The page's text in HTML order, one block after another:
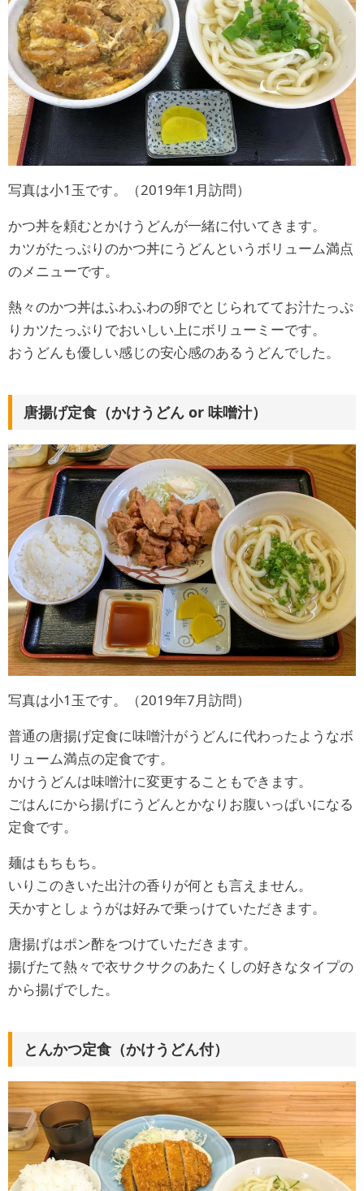
写真は小1玉です。（2019年1月訪問）
かつ丼を頼むとかけうどんが一緒に付いてきます。
カツがたっぷりのかつ丼にうどんというボリューム満点
のメニューです。
熱々のかつ丼はふわふわの卵でとじられててお汁たっぷ
りカツたっぷりでおいしい上にボリューミーです。
おうどんも優しい感じの安心感のあるうどんでした。
唐揚げ定食（かけうどん or 味噌汁）
写真は小1玉です。（2019年7月訪問）
普通の唐揚げ定食に味噌汁がうどんに代わったようなボ
リューム満点の定食です。
かけうどんは味噌汁に変更することもできます。
ごはんにから揚げにうどんとかなりお腹いっぱいになる
定食です。
麺はもちもち。
いりこのきいた出汁の香りが何とも言えません。
天かすとしょうがは好みで乗っけていただきます。
唐揚げはポン酢をつけていただきます。
揚げたて熱々で衣サクサクのあたくしの好きなタイプの
から揚げでした。
とんかつ定食（かけうどん付）